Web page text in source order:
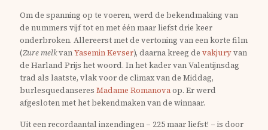
Om de spanning op te voeren, werd de bekendmaking van
de nummers vijf tot en met één maar liefst drie keer
onderbroken. Allereerst met de vertoning van een korte film
(Zure melkvanYasemin Kevser), daarna kreeg de vakjuryvan
de Harland Prijs het woord. In het kader van Valentijnsdag
trad als laatste, vlak voor de climax van de Middag,
burlesquedanseres Madame Romanovaop. Er werd
afgesloten met het bekendmaken van de winnaar.
Uit een recordaantal inzendingen – 225 maar liefst! – is door